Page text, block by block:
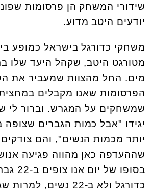
שידורי המשחק הן פרסומות
יודעים היטב מדוע.
משחקי כדורגל בישראל כמופע
מטורגט היטב, שקהל היעד שלו
מים. החל מהצוות שמעביר את
הפרסומות שאנו מקבלים
שמשחקים על המגרש. וברור לי
יגידו "אבל כמות הגברים שצופה
יותר מכמות הנשים", והם
שההעדפה כאן מהווה פגיעה
בסופו
כדורגל ולא ב-22